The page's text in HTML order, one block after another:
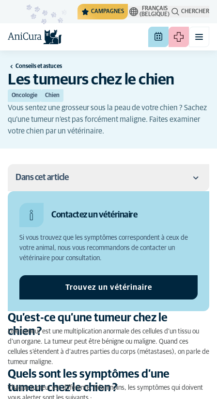
CAMPAGNES
FRANÇAIS
(BELGIQUE)
CHERCHER
Conseils et astuces
Les tumeurs chez le chien
Oncologie Chien
Vous sentez une grosseur sous la peau de votre chien ? Sachez
qu’une tumeur n’est pas forcément maligne. Faites examiner
votre chien par un vétérinaire.
Dans cet article
chien ?
Quelles sont les causes des tumeurs chez le chien ?
Pourquoi consulter un vétérinaire si votre chien a
une tumeur ?
Le diagnostic d’une tumeur chez le chien
Le traitement des tumeurs chez le chien
Contactez un vétérinaire
Si vous trouvez que les symptômes correspondent à ceux de
votre animal, nous vous recommandons de contacter un
vétérinaire pour consultation.
Trouvez un vétérinaire
Qu’est-ce qu’une tumeur chez le
chien ?
Une tumeur est une multiplication anormale des cellules d’un tissu ou
d’un organe. La tumeur peut être bénigne ou maligne. Quand ces
cellules s’étendent à d’autres parties du corps (métastases), on parle de
tumeur maligne.
Quels sont les symptômes d’une
tumeur chez le chien ?
Chaque tumeur est différente. Néanmoins, les symptômes qui doivent